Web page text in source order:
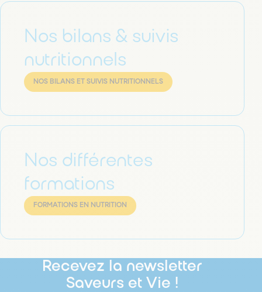
Nos bilans & suivis
nutritionnels
NOS BILANS ET SUIVIS NUTRITIONNELS
Nos différentes
formations
FORMATIONS EN NUTRITION
Recevez la newsletter
Saveurs et Vie !